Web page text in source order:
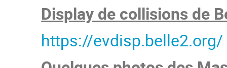
Display de collisions de
https://evdisp.belle2.org/